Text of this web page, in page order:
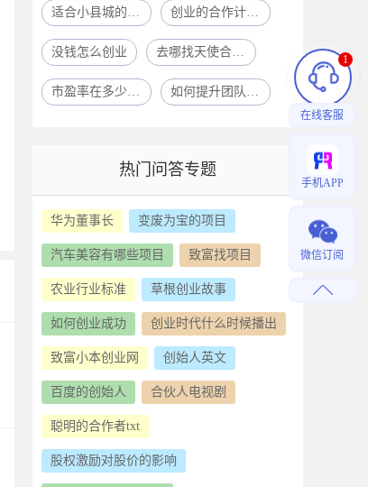
适合小县城的41个投资 创业的合作计划怎么写？
没钱怎么创业 去哪找天使合作人？
市盈率在多少合适 如何提升团队凝聚力？
热门问答专题
华为董事长 变废为宝的项目
汽车美容有哪些项目 致富找项目
农业行业标准 草根创业故事
如何创业成功 创业时代什么时候播出
致富小本创业网 创始人英文
百度的创始人 合伙人电视剧
聪明的合作者txt
股权激励对股价的影响
在线客服
1
手机APP
微信订阅